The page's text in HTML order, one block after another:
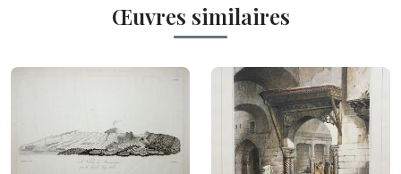
Œuvres similaires